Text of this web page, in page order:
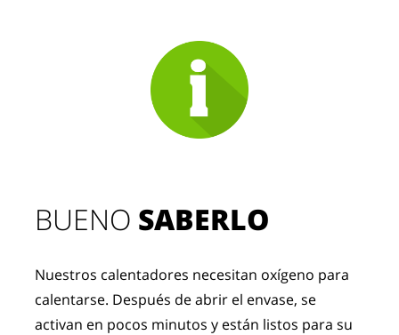
BUENO SABERLO
Nuestros calentadores necesitan oxígeno para
calentarse. Después de abrir el envase, se
activan en pocos minutos y están listos para su